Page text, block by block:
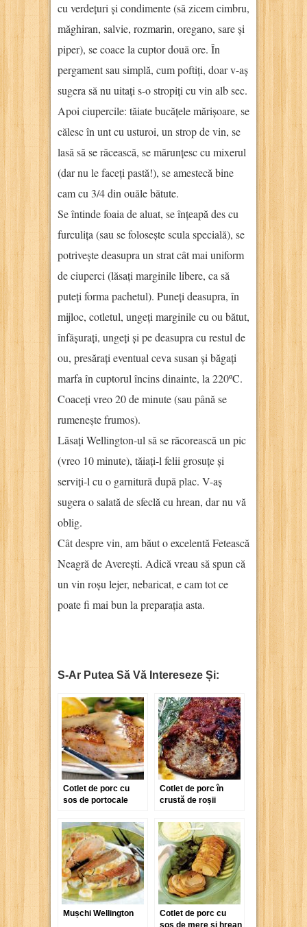
cu verdețuri și condimente (să zicem cimbru,
măghiran, salvie, rozmarin, oregano, sare și
piper), se coace la cuptor două ore. În
pergament sau simplă, cum poftiți, doar v-aș
sugera să nu uitați s-o stropiți cu vin alb sec.
Apoi ciupercile: tăiate bucățele mărișoare, se
călesc în unt cu usturoi, un strop de vin, se
lasă să se răcească, se mărunțesc cu mixerul
(dar nu le faceți pastă!), se amestecă bine
cam cu 3/4 din ouăle bătute.
Se întinde foaia de aluat, se înțeapă des cu
furculița (sau se folosește scula specială), se
potrivește deasupra un strat cât mai uniform
de ciuperci (lăsați marginile libere, ca să
puteți forma pachetul). Puneți deasupra, în
mijloc, cotletul, ungeți marginile cu ou bătut,
înfășurați, ungeți și pe deasupra cu restul de
ou, presărați eventual ceva susan și băgați
marfa în cuptorul încins dinainte, la 220ºC.
Coaceți vreo 20 de minute (sau până se
rumenește frumos).
Lăsați Wellington-ul să se răcorească un pic
(vreo 10 minute), tăiați-l felii grosuțe și
serviți-l cu o garnitură după plac. V-aș
sugera o salată de sfeclă cu hrean, dar nu vă
oblig.
Cât despre vin, am băut o excelentă Fetească
Neagră de Averești. Adică vreau să spun că
un vin roșu lejer, nebaricat, e cam tot ce
poate fi mai bun la preparația asta.
S-Ar Putea Să Vă Intereseze Și:
Cotlet de porc cu
sos de portocale
Cotlet de porc în
crustă de roșii
miere
Mușchi Wellington
Cotlet de porc cu
sos de mere și hrean